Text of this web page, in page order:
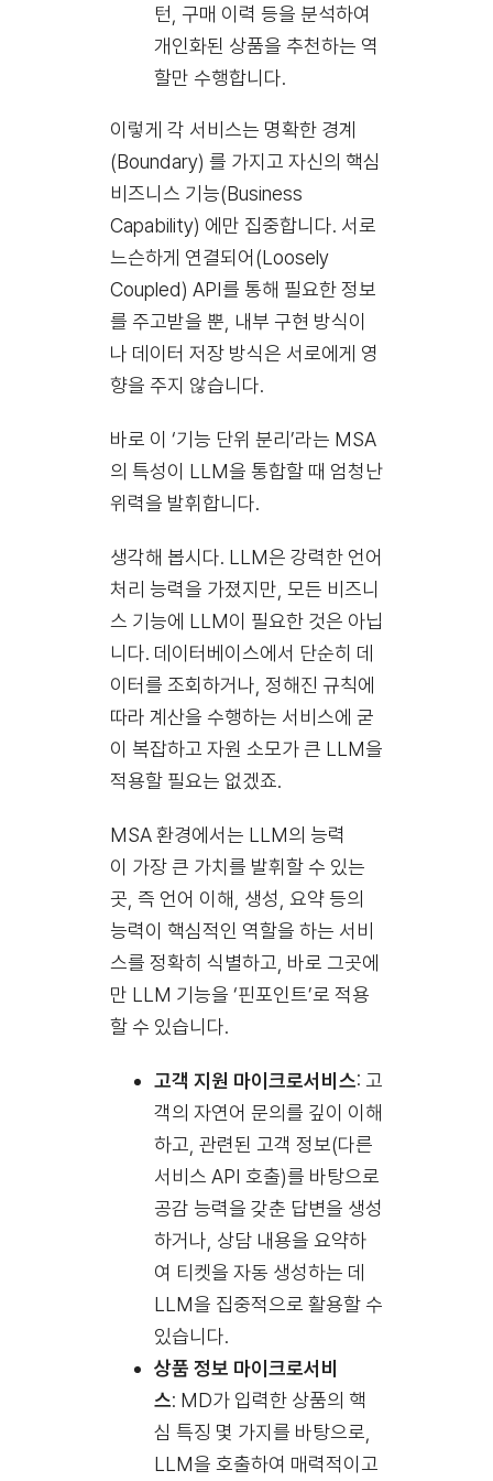
턴, 구매 이력 등을 분석하여
개인화된 상품을 추천하는 역
할만 수행합니다.
이렇게 각 서비스는 명확한 경계
(Boundary) 를 가지고 자신의 핵심
비즈니스 기능(Business
Capability) 에만 집중합니다. 서로
느슨하게 연결되어(Loosely
Coupled) API를 통해 필요한 정보
를 주고받을 뿐, 내부 구현 방식이
나 데이터 저장 방식은 서로에게 영
향을 주지 않습니다.
바로 이 ‘기능 단위 분리’라는 MSA
의 특성이 LLM을 통합할 때 엄청난
위력을 발휘합니다.
생각해 봅시다. LLM은 강력한 언어
처리 능력을 가졌지만, 모든 비즈니
스 기능에 LLM이 필요한 것은 아닙
니다. 데이터베이스에서 단순히 데
이터를 조회하거나, 정해진 규칙에
따라 계산을 수행하는 서비스에 굳
이 복잡하고 자원 소모가 큰 LLM을
적용할 필요는 없겠죠.
MSA 환경에서는 LLM의 능력
이 가장 큰 가치를 발휘할 수 있는
곳, 즉 언어 이해, 생성, 요약 등의
능력이 핵심적인 역할을 하는 서비
스를 정확히 식별하고, 바로 그곳에
만 LLM 기능을 ‘핀포인트’로 적용
할 수 있습니다.
고객 지원 마이크로서비스: 고
객의 자연어 문의를 깊이 이해
하고, 관련된 고객 정보(다른
서비스 API 호출)를 바탕으로
공감 능력을 갖춘 답변을 생성
하거나, 상담 내용을 요약하
여 티켓을 자동 생성하는 데
LLM을 집중적으로 활용할 수
있습니다.
상품 정보 마이크로서비
스: MD가 입력한 상품의 핵
심 특징 몇 가지를 바탕으로,
LLM을 호출하여 매력적이고